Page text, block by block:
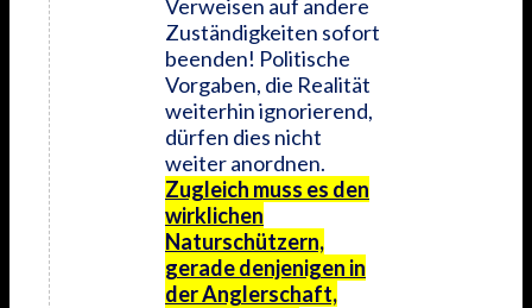
Verweisen auf andere
Zuständigkeiten sofort
beenden! Politische
Vorgaben, die Realität
weiterhin ignorierend,
dürfen dies nicht
weiter anordnen.
Zugleich muss es den
wirklichen
Naturschützern,
gerade denjenigen in
der Anglerschaft,